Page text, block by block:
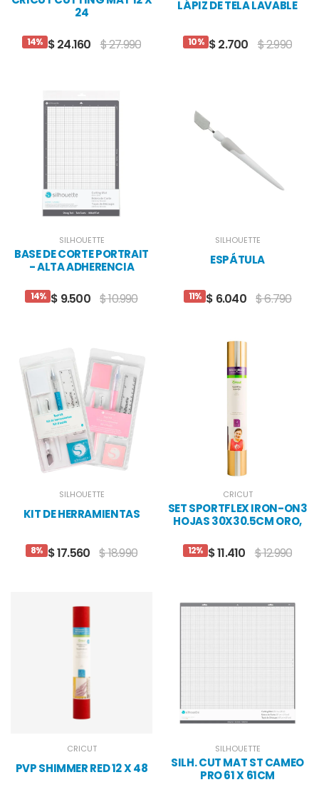
24
14% $ 24.160 $ 27.990
LÁPIZ DE TELA LAVABLE
10% $ 2.700 $ 2.990
SILHOUETTE
BASE DE CORTE PORTRAIT
- ALTA ADHERENCIA
14% $ 9.500 $ 10.990
SILHOUETTE
ESPÁTULA
11% $ 6.040 $ 6.790
SILHOUETTE
KIT DE HERRAMIENTAS
8% $ 17.560 $ 18.990
CRICUT
SET SPORTFLEX IRON-ON3
HOJAS 30X30.5CM ORO,
12% $ 11.410 $ 12.990
CRICUT
PVP SHIMMER RED 12 X 48
SILHOUETTE
SILH. CUT MAT ST CAMEO
PRO 61 X 61CM